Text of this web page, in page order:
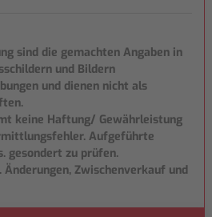
sind die gemachten Angaben in
und Bildern
und dienen nicht als
keine Haftung/ Gewährleistung
Aufgeführte
gesondert zu prüfen.
Zwischenverkauf und